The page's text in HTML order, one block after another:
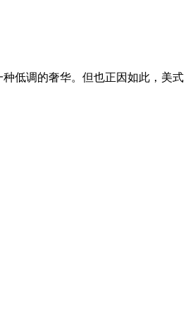
低调的奢华。但也正因如此，美式